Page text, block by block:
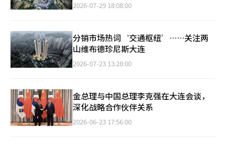
2026-07-29 18:08:00
分销市场热词‘交通枢纽’……关注两
山维布德珍尼斯大连
2026-07-23 13:28:00
金总理与中国总理李克强在大连会谈，
深化战略合作伙伴关系
2026-06-23 17:56:00